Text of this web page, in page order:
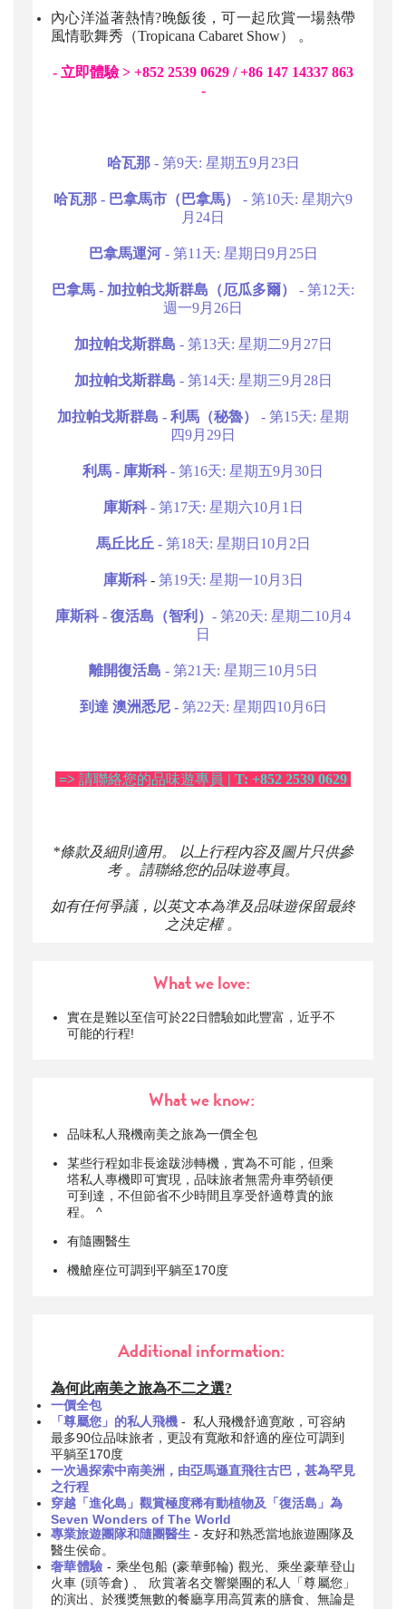
內心洋溢著熱情?晚飯後，可一起欣賞一場熱帶
風情歌舞秀（Tropicana Cabaret Show） 。
- 立即體驗 > +852 2539 0629 / +86 147 14337 863
-
哈瓦那- 第9天: 星期五9月23日
哈瓦那 - 巴拿馬市（巴拿馬）
- 第10天: 星期六9
月24日
巴拿馬運河- 第11天: 星期日9月25日
巴拿馬 - 加拉帕戈斯群島（厄瓜多爾）
- 第12天:
週一9月26日
加拉帕戈斯群島 - 第13天: 星期二9月27日
加拉帕戈斯群島 - 第14天: 星期三9月28日
加拉帕戈斯群島 - 利馬（秘魯）
- 第15天: 星期
四9月29日
利馬 - 庫斯科- 第16天: 星期五9月30日
庫斯科- 第17天: 星期六10月1日
馬丘比丘 - 第18天: 星期日10月2日
庫斯科- 第19天: 星期一10月3日
庫斯科 - 復活島（智利） - 第20天: 星期二10月4
日
離開復活島 - 第21天: 星期三10月5日
到達 澳洲悉尼 -第22天: 星期四10月6日
=> 請聯絡您的品味遊專員 | T: +852 2539 0629
*條款及細則適用。 以上行程內容及圖片只供參
考 。請聯絡您的品味遊專員。
如有任何爭議，以英文本為準及品味遊保留最終
之決定權 。
What we love:
實在是難以至信可於22日體驗如此豐富，近乎不
可能的行程!
What we know:
品味私人飛機南美之旅為一價全包
某些行程如非長途跋涉轉機，實為不可能，但乘
塔私人專機即可實現，品味旅者無需舟車勞頓便
可到達，不但節省不少時間且享受舒適尊貴的旅
程。 ^
有隨團醫生
機艙座位可調到平躺至170度
Additional information:
為何此南美之旅為不二之選?
一價全包
「尊屬您」的私人飛機 - 私人飛機舒適寛敞，可容納
最多90位品味旅者，更設有寬敞和舒適的座位可調到
平躺至170度
一次過探索中南美洲，由亞馬遜直飛往古巴，甚為罕見
之行程
穿越「進化島」觀賞極度稀有動植物及「復活島」為
Seven Wonders of The World
專業旅遊團隊和隨團醫生- 友好和熟悉當地旅遊團隊及
醫生侯命。
奢華體驗 - 乘坐包船 (豪華郵輪) 觀光、乘坐豪華登山
火車 (頭等倉) 、 欣賞著名交響樂團的私人「尊屬您」
的演出、於獲獎無數的餐廳享用高質素的膳食、無論是